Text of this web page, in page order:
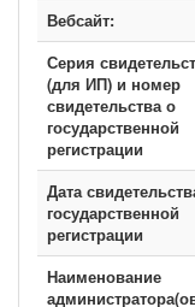
Вебсайт:
Серия
(для ИП) и номер
свидетельства о
государственной
регистрации
Дата
государственной
регистрации
Наименование